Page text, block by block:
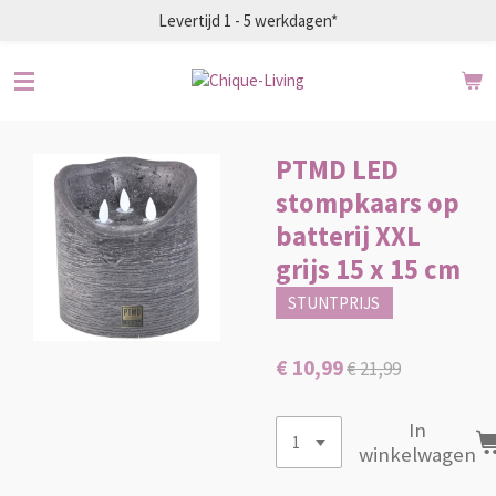
naar
de
Levertijd 1 - 5 werkdagen*
PTMD LED
stompkaars op
batterij XXL
grijs 15 x 15 cm
STUNTPRIJS
€ 10,99€ 21,99
In
winkelwagen